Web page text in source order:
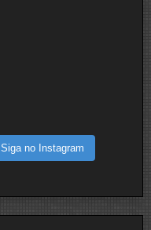
Siga no Instagram